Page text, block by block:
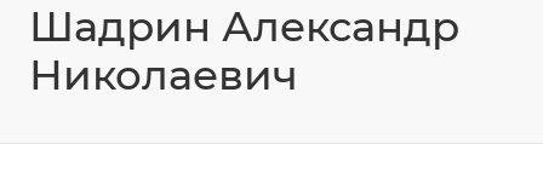
Шадрин Александр
Николаевич